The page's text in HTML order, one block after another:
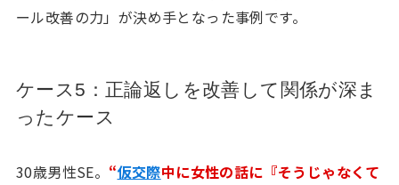
ール改善の力」が決め手となった事例です。
ケース5：正論返しを改善して関係が深ま
ったケース
30歳男性SE。 “仮交際中に女性の話に『そうじゃなくて